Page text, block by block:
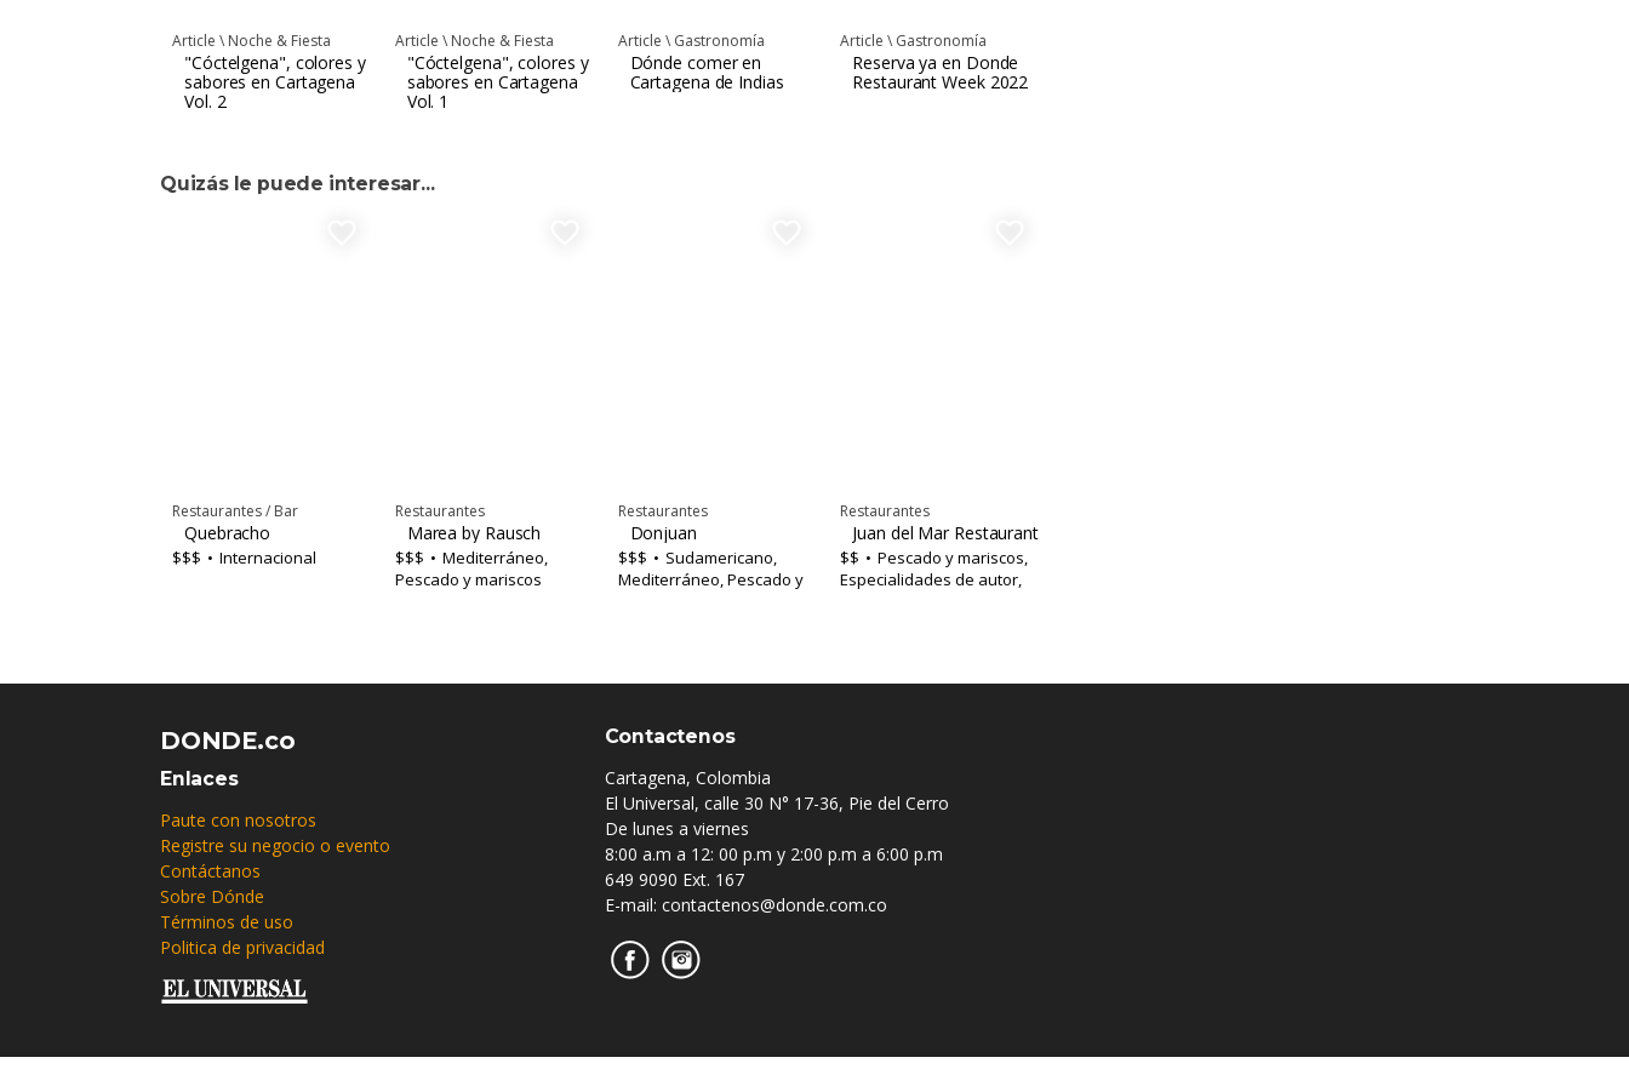
Article \ Noche & Fiesta
"Cóctelgena", colores y
sabores en Cartagena
Vol. 2
Article \ Noche & Fiesta
"Cóctelgena", colores y
sabores en Cartagena
Vol. 1
Article \ Gastronomía
Dónde comer en
Cartagena de Indias
Article \ Gastronomía
Reserva ya en Donde
Restaurant Week 2022
Quizás le puede interesar...
Restaurantes / Bar
Quebracho
$$$ Internacional
Restaurantes
Marea by Rausch
$$$
Mediterráneo,
Pescado y mariscos
Restaurantes
Donjuan
$$$
Sudamericano,
Mediterráneo, Pescado y
Restaurantes
Juan del Mar Restaurante
$$
Pescado y mariscos,
Especialidades de autor,
DONDE.co
Enlaces
Paute con nosotros
Registre su negocio o evento
Contáctanos
Sobre Dónde
Términos de uso
Politica de privacidad
Contactenos
Cartagena, Colombia
El Universal, calle 30 N° 17-36, Pie del Cerro
De lunes a viernes
8:00 a.m a 12: 00 p.m y 2:00 p.m a 6:00 p.m
649 9090 Ext. 167
E-mail: contactenos@donde.com.co